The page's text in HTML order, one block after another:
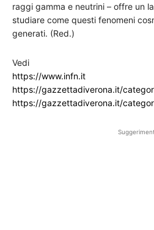
raggi gamma e neutrini – offre un
studiare come questi fenomeni
generati. (Red.)
Vedi
https://www.infn.it
https://gazzettadiverona.it/
https://gazzettadiverona.it/